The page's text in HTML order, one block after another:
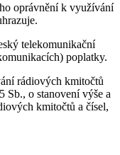
oprávnění k využívání
telekomunikační
poplatky.
rádiových kmitočtů
Sb., o stanovení výše a
kmitočtů a čísel,